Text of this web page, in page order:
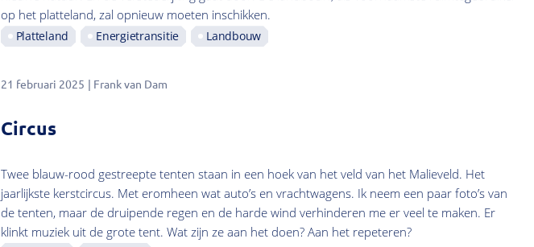
op het platteland, zal opnieuw moeten inschikken.
Platteland Energietransitie Landbouw
21 februari 2025 Frank van Dam
Circus
Twee blauw-rood gestreepte tenten staan in een hoek van het veld van het Malieveld. Het
jaarlijkste kerstcircus. Met eromheen wat auto’s en vrachtwagens. Ik neem een paar foto’s van
de tenten, maar de druipende regen en de harde wind verhinderen me er veel te maken. Er
klinkt muziek uit de grote tent. Wat zijn ze aan het doen? Aan het repeteren?